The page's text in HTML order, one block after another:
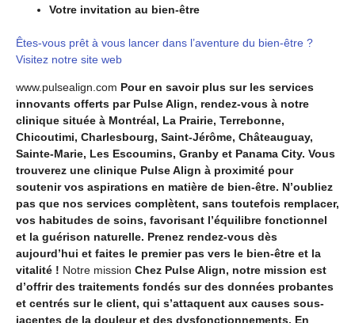
Votre invitation au bien-être
Êtes-vous prêt à vous lancer dans l’aventure du bien-être ?
Visitez notre site web
www.pulsealign.com Pour en savoir plus sur les services
innovants offerts par Pulse Align, rendez-vous à notre
clinique située à Montréal, La Prairie, Terrebonne,
Chicoutimi, Charlesbourg, Saint-Jérôme, Châteauguay,
Sainte-Marie, Les Escoumins, Granby et Panama City. Vous
trouverez une clinique Pulse Align à proximité pour
soutenir vos aspirations en matière de bien-être. N’oubliez
pas que nos services complètent, sans toutefois remplacer,
vos habitudes de soins, favorisant l’équilibre fonctionnel
et la guérison naturelle. Prenez rendez-vous dès
aujourd’hui et faites le premier pas vers le bien-être et la
vitalité ! Notre mission Chez Pulse Align, notre mission est
d’offrir des traitements fondés sur des données probantes
et centrés sur le client, qui s’attaquent aux causes sous-
jacentes de la douleur et des dysfonctionnements. En